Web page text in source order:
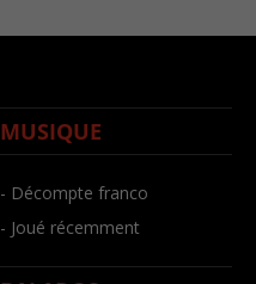
MUSIQUE
- Décompte franco
- Joué récemment